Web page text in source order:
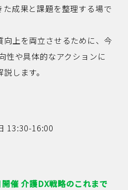
成果と課題を整理する場で
上を両立させるために、今
性や具体的なアクションに
します。
13:30-16:00
催 介護DX戦略のこれまで